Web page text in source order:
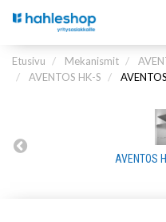
Etusivu Mekanismit
AVENTOS HK-S
AVENTOS